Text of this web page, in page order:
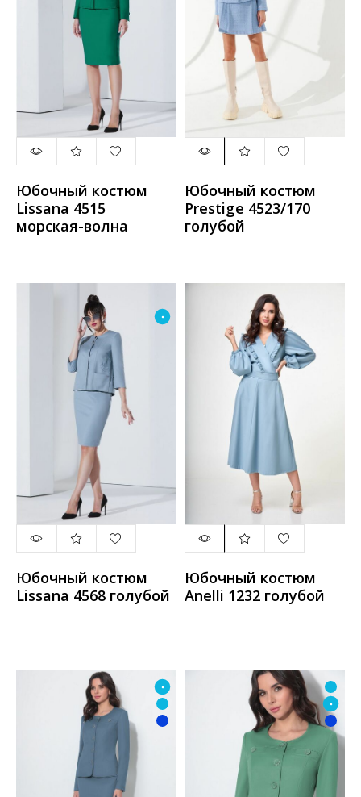
Юбочный костюм
Lissana 4515
морская-волна
Юбочный костюм
Prestige 4523/170
голубой
Юбочный костюм
Lissana 4568 голубой
Юбочный костюм
Anelli 1232 голубой